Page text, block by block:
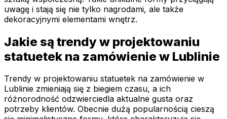
uwagę i stają się nie tylko nagrodami, ale także
dekoracyjnymi elementami wnętrz.
Jakie są trendy w projektowaniu
statuetek na zamówienie w Lublinie
Trendy w projektowaniu statuetek na zamówienie w
Lublinie zmieniają się z biegiem czasu, a ich
różnorodność odzwierciedla aktualne gusta oraz
potrzeby klientów. Obecnie dużą popularnością cieszą